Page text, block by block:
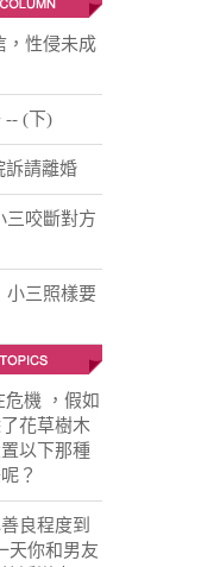
，性侵未成
-- (下)
訴請離婚
三咬斷對方
小三照樣要
機 ，假如
花草樹木
以下那種
？
良程度到
天你和男友